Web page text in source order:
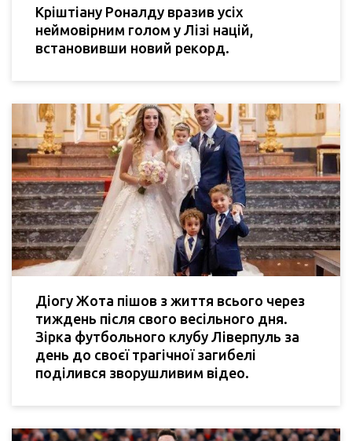
Кріштіану Роналду вразив усіх
неймовірним голом у Лізі націй,
встановивши новий рекорд.
Діогу Жота пішов з життя всього через
тиждень після свого весільного дня.
Зірка футбольного клубу Ліверпуль за
день до своєї трагічної загибелі
поділився зворушливим відео.